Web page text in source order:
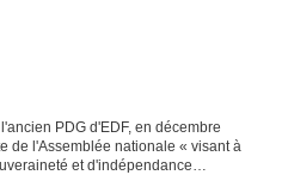
PDG d'EDF, en décembre
de l'Assemblée nationale « visant à
et d'indépendance